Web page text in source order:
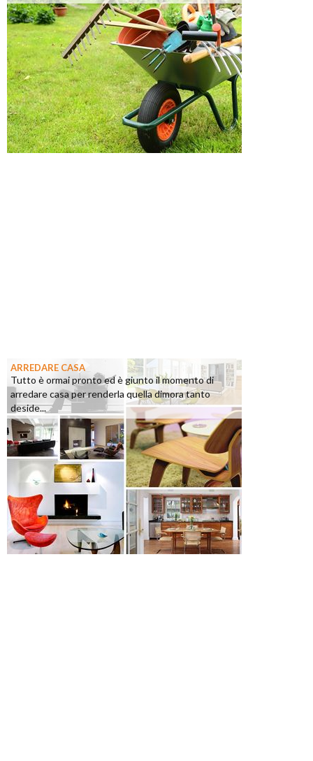
ARREDARE CASA
Tutto è ormai pronto ed è giunto il momento di
arredare casa per renderla quella dimora tanto
deside...